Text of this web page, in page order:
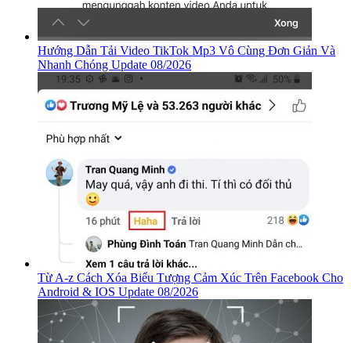
Hướng Dẫn Tải Video TikTok Mp3 Vô Cùng Đơn Giản Và
Nhanh Chóng Update 08/2026
Từ A-z Cách Xóa Biểu Tượng Cảm Xúc Trên Facebook Cho
Android & IOS Update 08/2026